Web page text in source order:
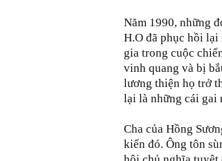
Năm 1990, những
H.O đã phục hồi
gia trong cuộc
vinh quang và bị
lương thiện họ trở
lại là những cái gai
Cha của Hồng
kiến đó. Ông tôn